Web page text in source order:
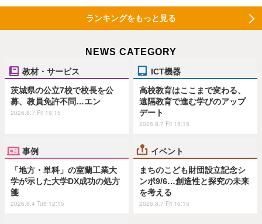
ランキングをもっと見る
NEWS CATEGORY
教材・サービス
茨城県の公立7校で校長を公
募、教員免許不問…エン
2026.8.7 Fri 19:15
ICT機器
高校教育はここまで変わる、
遠隔教育で進む学びのアップ
デート
2026.8.7 Fri 15:15
事例
「地方・単科」の室蘭工業大
学が示した大学DX成功の処方
箋
2026.8.4 Tue 12:15
イベント
まちのこども財団設立記念シ
ンポ9/6…創造性と探究の未来
を考える
2026.8.7 Fri 16:15